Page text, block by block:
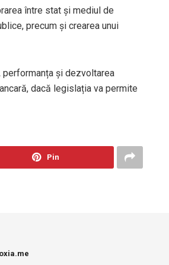
între stat și mediul de
precum și crearea unui
și dezvoltarea
dacă legislația va permite
Pin